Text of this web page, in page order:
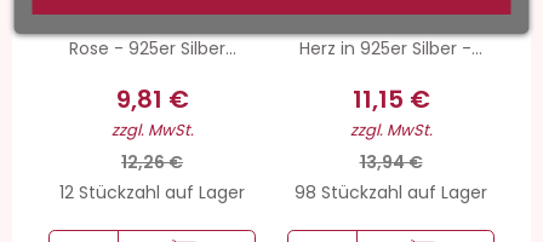
Rose - 925er Silber...
9,81 €
zzgl. MwSt.
12,26 €
12 Stückzahl auf Lager
Herz in 925er Silber -...
11,15 €
zzgl. MwSt.
13,94 €
98 Stückzahl auf Lager